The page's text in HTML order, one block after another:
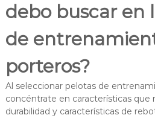
debo buscar en
de
porteros?
Al seleccionar pelotas de
concéntrate en características que
durabilidad y características de